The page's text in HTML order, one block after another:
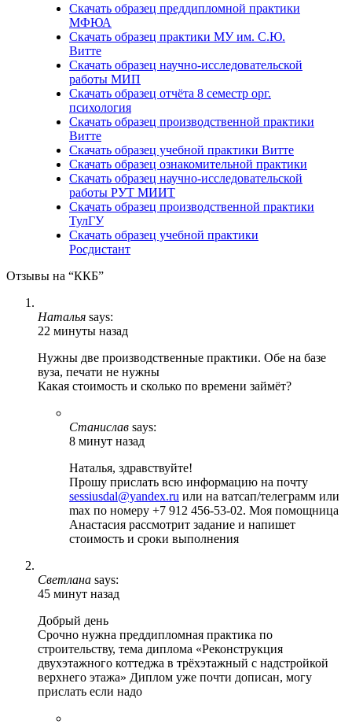
Скачать образец преддипломной практики
МФЮА
Скачать образец практики МУ им. С.Ю.
Витте
Скачать образец научно-исследовательской
работы МИП
Скачать образец отчёта 8 семестр орг.
психология
Скачать образец производственной практики
Витте
Скачать образец учебной практики Витте
Скачать образец ознакомительной практики
Скачать образец научно-исследовательской
работы РУТ МИИТ
Скачать образец производственной практики
ТулГУ
Скачать образец учебной практики
Росдистант
Отзывы на “ККБ”
Наталья says:
22 минуты назад
Нужны две производственные практики. Обе на базе
вуза, печати не нужны
Какая стоимость и сколько по времени займёт?
Станислав says:
8 минут назад
Наталья, здравствуйте!
Прошу прислать всю информацию на почту
sessiusdal@yandex.ru или на ватсап/телеграмм или
max по номеру +7 912 456-53-02. Моя помощница
Анастасия рассмотрит задание и напишет
стоимость и сроки выполнения
Светлана says:
45 минут назад
Добрый день
Срочно нужна преддипломная практика по
строительству, тема диплома «Реконструкция
двухэтажного коттеджа в трёхэтажный с надстройкой
верхнего этажа» Диплом уже почти дописан, могу
прислать если надо